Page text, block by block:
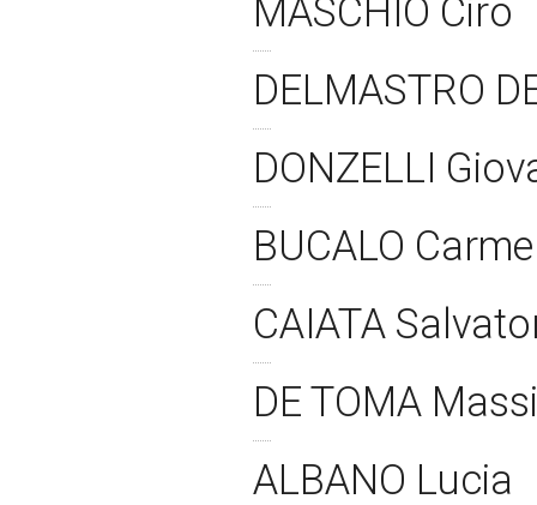
MASCHIO Ciro
DELMASTRO
DONZELLI
BUCALO
CAIATA
DE TOMA
ALBANO Lucia